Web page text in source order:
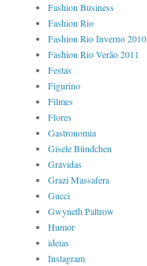
Fashion Business
Fashion Rio
Fashion Rio Inverno 2010
Fashion Rio Verão 2011
Festas
Figurino
Filmes
Flores
Gastronomia
Gisele Bündchen
Grávidas
Grazi Massafera
Gucci
Gwyneth Paltrow
Humor
ideias
Instagram